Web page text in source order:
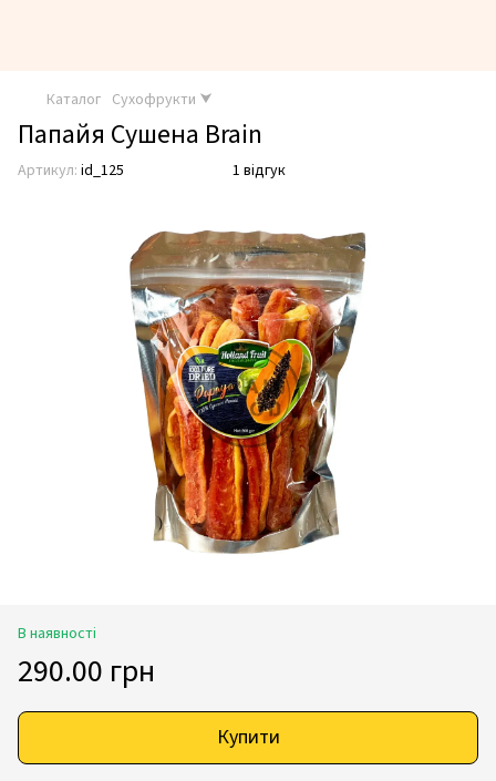
Каталог Сухофрукти ⮟
Папайя Сушена Brain
Артикул: id_125 1 відгук
В наявності
290.00 грн
Купити